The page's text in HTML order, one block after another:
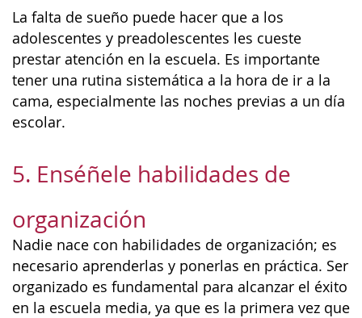
La falta de sueño puede hacer que a los
adolescentes y preadolescentes les cueste
prestar atención en la escuela. Es importante
tener una rutina sistemática a la hora de ir a la
cama, especialmente las noches previas a un día
escolar.
5. Enséñele habilidades de
organización
Nadie nace con habilidades de organización; es
necesario aprenderlas y ponerlas en práctica. Ser
organizado es fundamental para alcanzar el éxito
en la escuela media, ya que es la primera vez que